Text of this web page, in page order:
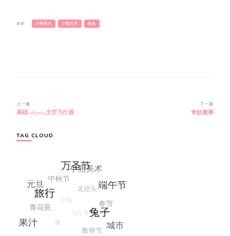
标签: 小熊美术 小熊艺术 颜色
博
文
航
上一篇
基础s2l5w65太空飞行器
下一篇
奇蚊趣事
TAG CLOUD